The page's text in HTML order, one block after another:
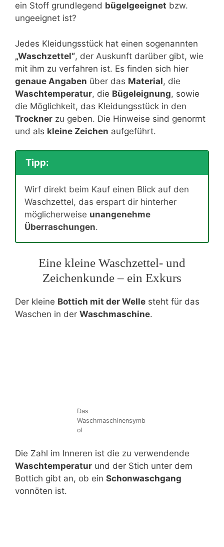
ein Stoff grundlegend bügelgeeignet bzw.
ungeeignet ist?
Jedes Kleidungsstück hat einen sogenannten
„Waschzettel“, der Auskunft darüber gibt, wie
mit ihm zu verfahren ist. Es finden sich hier
genaue Angaben über das Material, die
Waschtemperatur, die Bügeleignung, sowie
die Möglichkeit, das Kleidungsstück in den
Trockner zu geben. Die Hinweise sind genormt
und als kleine Zeichen aufgeführt.
Tipp:
Wirf direkt beim Kauf einen Blick auf den
Waschzettel, das erspart dir hinterher
möglicherweise unangenehme
Überraschungen.
Eine kleine Waschzettel- und
Zeichenkunde – ein Exkurs
Der kleine Bottich mit der Welle steht für das
Waschen in der Waschmaschine.
Das
Waschmaschinensymb
ol
Die Zahl im Inneren ist die zu verwendende
Waschtemperatur und der Stich unter dem
Bottich gibt an, ob ein Schonwaschgang
vonnöten ist.